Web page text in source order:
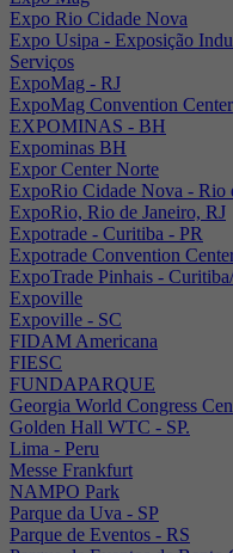
Expo Rio Cidade Nova
Expo Usipa - Exposição
Serviços
ExpoMag - RJ
ExpoMag Convention Center
EXPOMINAS - BH
Expominas BH
Expor Center Norte
ExpoRio Cidade Nova - Rio
ExpoRio, Rio de Janeiro, RJ
Expotrade - Curitiba - PR
Expotrade Convention
ExpoTrade Pinhais -
Expoville
Expoville - SC
FIDAM Americana
FIESC
FUNDAPARQUE
Georgia World Congress
Golden Hall WTC - SP.
Lima - Peru
Messe Frankfurt
NAMPO Park
Parque da Uva - SP
Parque de Eventos - RS